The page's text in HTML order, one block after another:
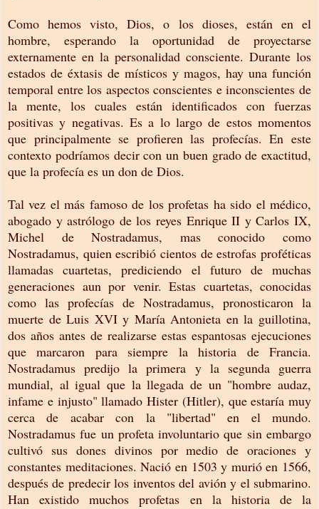
Como hemos visto, Dios, o los dioses, están en el
hombre, esperando la oportunidad de proyectarse
externamente en la personalidad consciente. Durante los
estados de éxtasis de místicos y magos, hay una función
temporal entre los aspectos conscientes e inconscientes de
la mente, los cuales están identificados con fuerzas
positivas y negativas. Es a lo largo de estos momentos
que principalmente se profieren las profecías. En este
contexto podríamos decir con un buen grado de exactitud,
que la profecía es un don de Dios.
Tal vez el más famoso de los profetas ha sido el médico,
abogado y astrólogo de los reyes Enrique II y Carlos IX,
Michel de Nostradamus, mas conocido como
Nostradamus, quien escribió cientos de estrofas proféticas
llamadas cuartetas, prediciendo el futuro de muchas
generaciones aun por venir. Estas cuartetas, conocidas
como las profecías de Nostradamus, pronosticaron la
muerte de Luis XVI y María Antonieta en la guillotina,
dos años antes de realizarse estas espantosas ejecuciones
que marcaron para siempre la historia de Francia.
Nostradamus predijo la primera y la segunda guerra
mundial, al igual que la llegada de un "hombre audaz,
infame e injusto" llamado Hister (Hitler), que estaría muy
cerca de acabar con la "libertad" en el mundo.
Nostradamus fue un profeta involuntario que sin embargo
cultivó sus dones divinos por medio de oraciones y
constantes meditaciones. Nació en 1503 y murió en 1566,
después de predecir los inventos del avión y el submarino.
Han existido muchos profetas en la historia de la